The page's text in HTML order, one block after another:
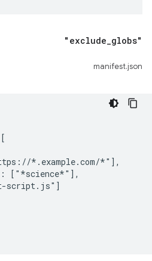
"exclude globs"
manifest.json
*.example.com/*"],
["*science*"],
script.js"]